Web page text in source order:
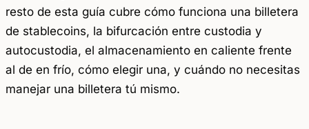
resto de esta guía cubre cómo funciona una billetera
de stablecoins, la bifurcación entre custodia y
autocustodia, el almacenamiento en caliente frente
al de en frío, cómo elegir una, y cuándo no necesitas
manejar una billetera tú mismo.